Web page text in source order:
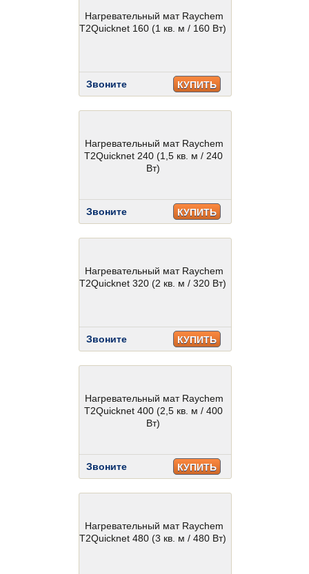
Нагревательный мат Raychem
T2Quicknet 160 (1 кв. м / 160 Вт)
Звоните КУПИТЬ
Нагревательный мат Raychem
T2Quicknet 240 (1,5 кв. м / 240
Вт)
Звоните КУПИТЬ
Нагревательный мат Raychem
T2Quicknet 320 (2 кв. м / 320 Вт)
Звоните КУПИТЬ
Нагревательный мат Raychem
T2Quicknet 400 (2,5 кв. м / 400
Вт)
Звоните КУПИТЬ
Нагревательный мат Raychem
T2Quicknet 480 (3 кв. м / 480 Вт)